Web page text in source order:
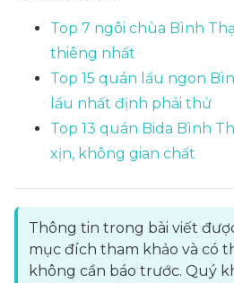
Top 7 ngôi chùa Bình
thiêng nhất
Top 15 quán lẩu ngon
lẩu nhất định phải thử
Top 13 quán Bida Bình
xịn, không gian chất
Thông tin trong bài viết
mục đích tham khảo và có
không cần báo trước. Quý